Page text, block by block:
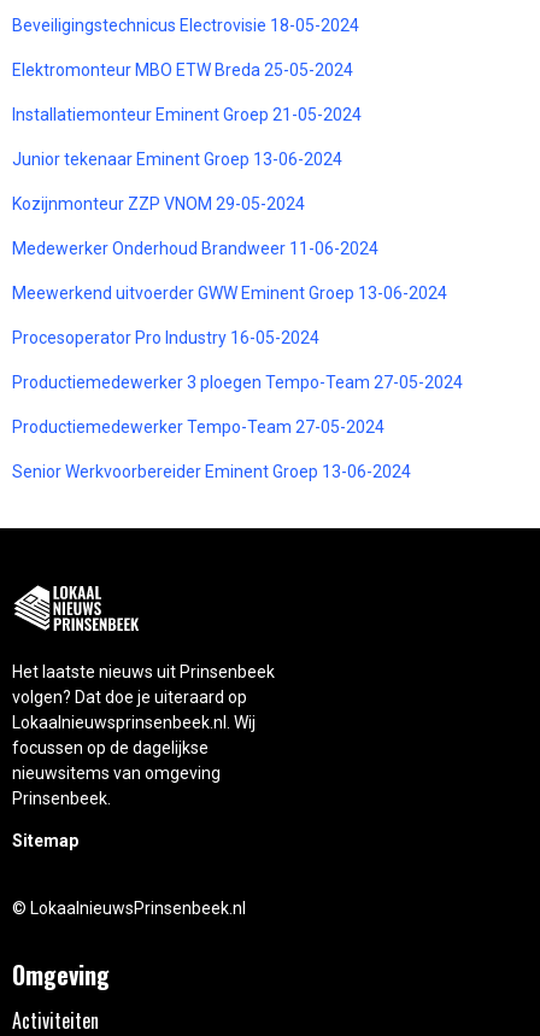
Beveiligingstechnicus Electrovisie 18-05-2024
Elektromonteur MBO ETW Breda 25-05-2024
Installatiemonteur Eminent Groep 21-05-2024
Junior tekenaar Eminent Groep 13-06-2024
Kozijnmonteur ZZP VNOM 29-05-2024
Medewerker Onderhoud Brandweer 11-06-2024
Meewerkend uitvoerder GWW Eminent Groep 13-06-2024
Procesoperator Pro Industry 16-05-2024
Productiemedewerker 3 ploegen Tempo-Team 27-05-2024
Productiemedewerker Tempo-Team 27-05-2024
Senior Werkvoorbereider Eminent Groep 13-06-2024
Het laatste nieuws uit Prinsenbeek
volgen? Dat doe je uiteraard op
Lokaalnieuwsprinsenbeek.nl. Wij
focussen op de dagelijkse
nieuwsitems van omgeving
Prinsenbeek.
Sitemap
© LokaalnieuwsPrinsenbeek.nl
Omgeving
Activiteiten